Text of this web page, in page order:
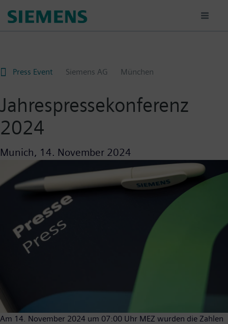
para
Press Event
Siemens AG München
Jahrespressekonferenz
2024
Munich, 14. November 2024
Am 14. November 2024 um 07:00 Uhr MEZ wurden die Zahlen